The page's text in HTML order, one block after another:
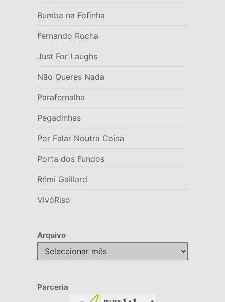
Bumba na Fofinha
Fernando Rocha
Just For Laughs
Não Queres Nada
Parafernalha
Pegadinhas
Por Falar Noutra Coisa
Porta dos Fundos
Rémi Gaillard
VivóRiso
Arquivo
Arquivo
Parceria